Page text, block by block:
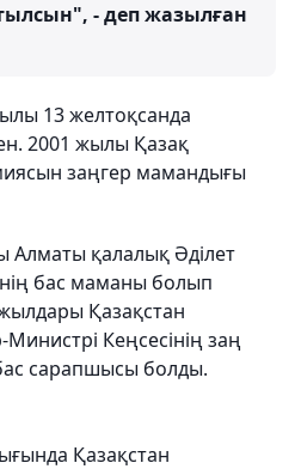
- деп жазылған
13 желтоқсанда
2001 жылы Қазақ
заңгер мамандығы
қалалық Әділет
бас маманы болып
Қазақстан
Кеңсесінің заң
сарапшысы болды.
Қазақстан